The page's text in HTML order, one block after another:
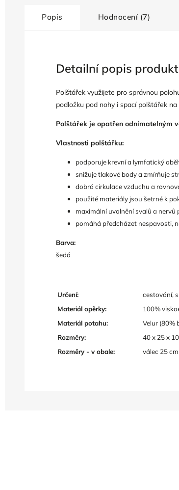
Popis Hodnocení (7)
Detailní popis
Polštářek využijete pro správnou
podložku pod nohy i spací polštářek na
Polštářek je opatřen odnímatelným
Vlastnosti polštářku:
podporuje krevní a lymfatický
snižuje tlakové body a zmírňuje
dobrá cirkulace vzduchu a
použité materiály jsou šetrné k
maximální uvolnění svalů a
pomáhá předcházet nespavosti,
Barva:
šedá
Určení:
cestování,
Materiál opěrky:
100%
Materiál potahu:
Velur (80%
Rozměry:
40 x 25 x 10
Rozměry - v obale:
válec 25 cm